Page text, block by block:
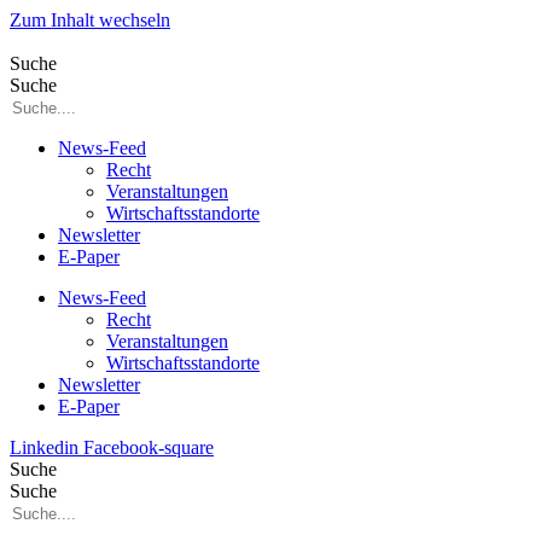
Zum Inhalt wechseln
Suche
Suche
News-Feed
Recht
Veranstaltungen
Wirtschaftsstandorte
Newsletter
E-Paper
News-Feed
Recht
Veranstaltungen
Wirtschaftsstandorte
Newsletter
E-Paper
Linkedin Facebook-square
Suche
Suche